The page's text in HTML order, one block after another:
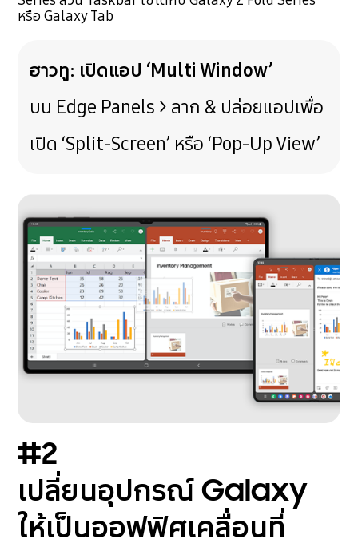
หรือ Galaxy Tab
ฮาวทู: เปิดแอป ‘Multi Window’
บน Edge Panels > ลาก & ปล่อยแอปเพื่อ
เปิด ‘Split-Screen’ หรือ ‘Pop-Up View’
#2
เปลี่ยนอุปกรณ์ Galaxy
ให้เป็นออฟฟิศเคลื่อนที่